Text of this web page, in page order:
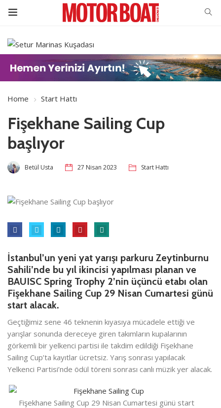
Home Start Hattı
Fişekhane Sailing Cup
başlıyor
Betül Usta 27 Nisan 2023 Start Hattı
İstanbul’un yeni yat yarışı parkuru Zeytinburnu
Sahili’nde bu yıl ikincisi yapılması planan ve
BAUISC Spring Trophy 2’nin üçüncü etabı olan
Fişekhane Sailing Cup 29 Nisan Cumartesi günü
start alacak.
Geçtiğimiz sene 46 teknenin kıyasıya mücadele ettiği ve
yarışlar sonunda dereceye giren takımların kupalarının
görkemli bir yelkenci partisi ile takdim edildiği Fişekhane
Sailing Cup’ta kayıtlar ücretsiz. Yarış sonrası yapılacak
Yelkenci Partisi’nde ödül töreni sonrası canlı müzik yer alacak.
Fişekhane Sailing Cup 29 Nisan Cumartesi günü start